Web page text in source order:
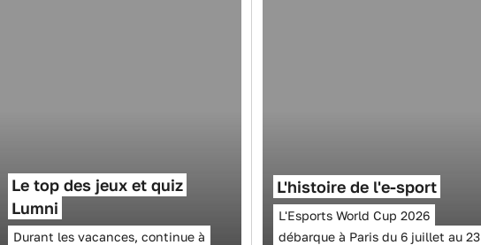
Le top des jeux et quiz
Lumni
Durant les vacances, continue à
L'histoire de l'e-sport
L'Esports World Cup 2026
débarque à Paris du 6 juillet au 23